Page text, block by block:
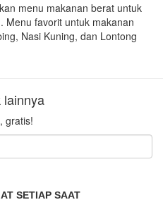
menu makanan berat untuk
Menu favorit untuk makanan
Nasi Kuning, dan Lontong
lainnya
gratis!
SETIAP SAAT